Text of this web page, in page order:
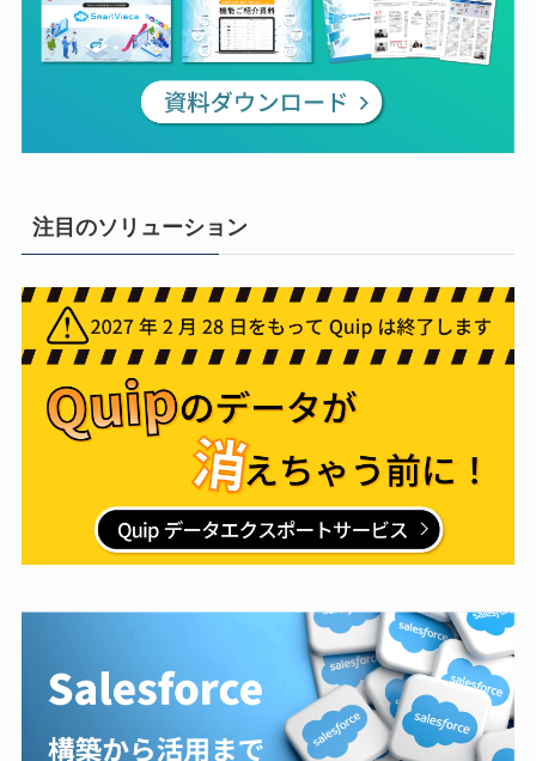
注目のソリューション